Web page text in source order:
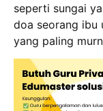
seperti sungai
doa seorang ibu
yang paling